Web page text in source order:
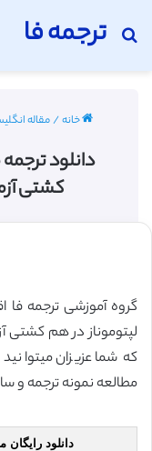
ترجمه فا
جستجو برای
خانه/مقاله
دانلود
کشتی
گروه آموزشی ترجمه فا
لپتوموناز در هم کشتی
که شما عزیزان
مطالعه نمونه ترجمه و
دانلود